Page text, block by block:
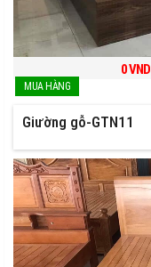
0VND
Giường gỗ-GTN11